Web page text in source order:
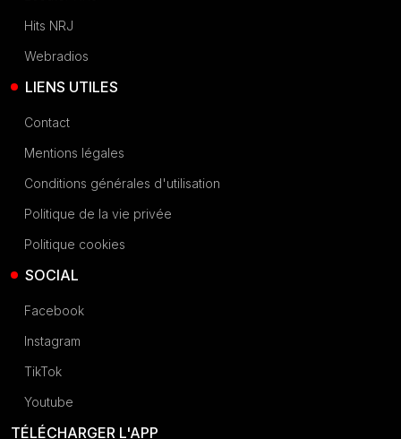
Hits NRJ
Webradios
LIENS UTILES
Contact
Mentions légales
Conditions générales d'utilisation
Politique de la vie privée
Politique cookies
SOCIAL
Facebook
Instagram
TikTok
Youtube
TÉLÉCHARGER L'APP